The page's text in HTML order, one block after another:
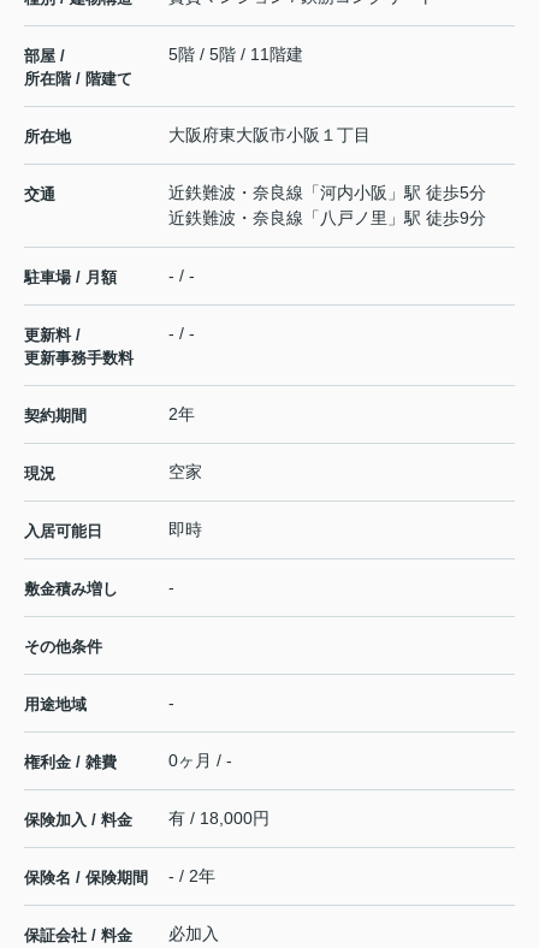
部屋 /
所在階 / 階建て
5階 / 5階 / 11階建
所在地 大阪府東大阪市小阪 １丁目
交通 近鉄難波・奈良線 「河内小阪 」駅 徒歩5分
近鉄難波・奈良線 「 八戸ノ里 」駅 徒歩9分
駐車場 / 月額 - / -
更新料 /
更新事務手数料
- / -
契約期間 2年
現況 空家
入居可能日 即時
敷金積み増し -
その他条件
用途地域 -
権利金 / 雑費 0ヶ月 / -
保険加入 / 料金 有 / 18,000円
保険名 / 保険期間 - / 2年
保証会社 / 料金
必加入